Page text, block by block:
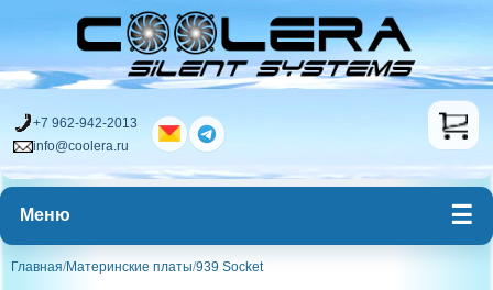
+7 962-942-2013
info@coolera.ru
Меню
Главная/Материнские платы/939 Socket